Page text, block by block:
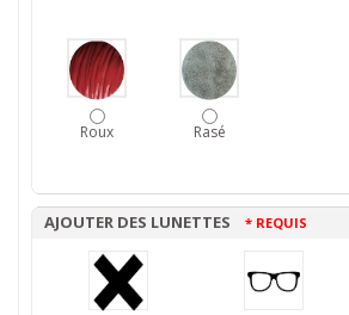
Roux Rasé
AJOUTER DES LUNETTES * REQUIS